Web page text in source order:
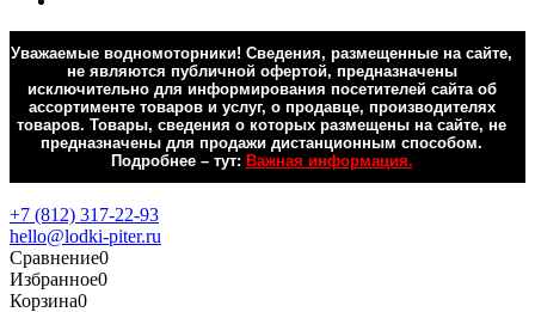
Уважаемые водномоторники! Сведения, размещенные на сайте,
не являются публичной офертой, предназначены
исключительно для информирования посетителей сайта об
ассортименте товаров и услуг, о продавце, производителях
товаров. Товары, сведения о которых размещены на сайте, не
предназначены для продажи дистанционным способом.
Подробнее – тут: Важная информация.
+7 (812) 317-22-93
hello@lodki-piter.ru
Сравнение0
Избранное0
Корзина0